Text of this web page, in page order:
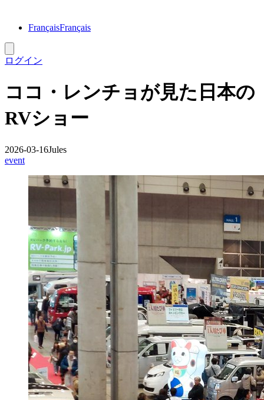
FrançaisFrançais
ログイン
ココ・レンチョが見た日本の
RVショー
2026-03-16Jules
event